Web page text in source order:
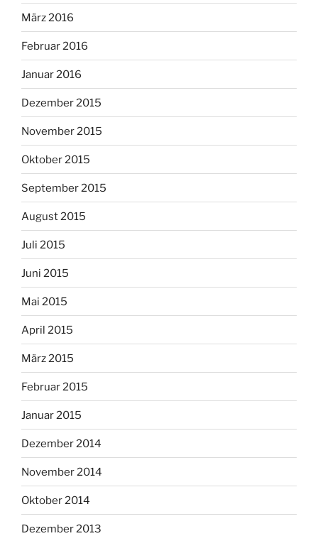
März 2016
Februar 2016
Januar 2016
Dezember 2015
November 2015
Oktober 2015
September 2015
August 2015
Juli 2015
Juni 2015
Mai 2015
April 2015
März 2015
Februar 2015
Januar 2015
Dezember 2014
November 2014
Oktober 2014
Dezember 2013